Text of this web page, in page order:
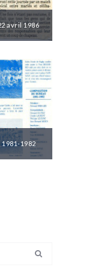
avril 1986
1982